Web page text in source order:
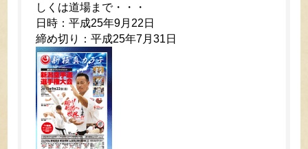
しくは道場まで・・・
日時：平成25年9月22日
締め切り：平成25年7月31日